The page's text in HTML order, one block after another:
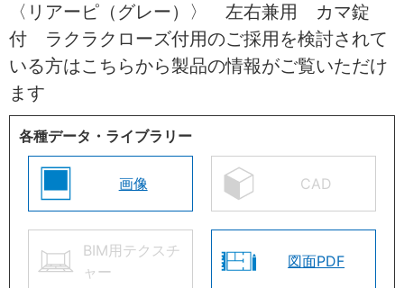
〈リアーピ（グレー）〉 左右兼用 カマ錠
付 ラクラクローズ付用のご採用を検討されて
いる方はこちらから製品の情報がご覧いただけ
ます
各種データ・ライブラリー
画像 CAD
BIM用テクスチ
ャー
図面PDF